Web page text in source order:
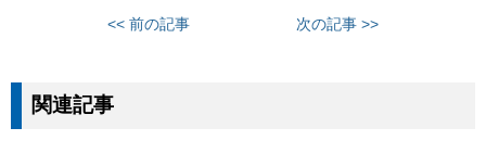
<< 前の記事 次の記事 >>
関連記事